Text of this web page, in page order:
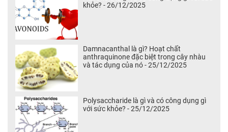
khỏe? - 26/12/2025
Damnacanthal là gì? Hoạt chất
anthraquinone đặc biệt trong cây nhàu
và tác dụng của nó - 25/12/2025
Polysaccharide là gì và có công dụng gì
với sức khỏe? - 25/12/2025